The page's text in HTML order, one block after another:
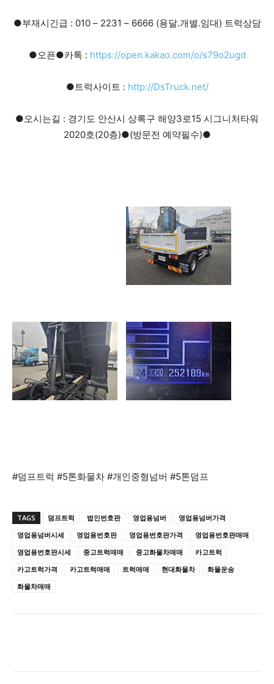
●부재시긴급 : 010 – 2231 – 6666 (용달.개별.임대) 트럭상담
●오픈●카톡 : https://open.kakao.com/o/s79o2ugd
●트럭사이트 : http://DsTruck.net/
●오시는길 : 경기도 안산시 상록구 해양3로15 시그니처타워
2020호(20층)●(방문전 예약필수)●
#덤프트럭 #5톤화물차 #개인중형넘버 #5톤덤프
TAGS 덤프트럭 법인번호판 영업용넘버
영업용넘버가격
영업용넘버시세
영업용번호판 영업용번호판가격
영업용번호판매매
영업용번호판시세
중고트럭매매 중고화물차매매
카고트럭
카고트럭가격
카고트럭매매 트럭매매 현대화물차
화물운송
화물차매매